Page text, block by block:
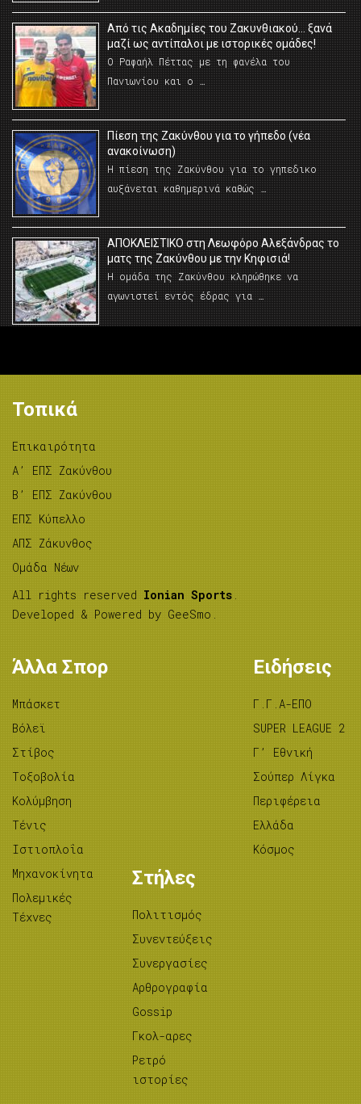
Από τις Ακαδημίες του Ζακυνθιακού… ξανά
μαζί ως αντίπαλοι με ιστορικές ομάδες!
Ο Ραφαήλ Πέττας με τη φανέλα του
Πανιωνίου και ο …
Πίεση της Ζακύνθου για το γήπεδο (νέα
ανακοίνωση)
Η πίεση της Ζακύνθου για το γηπεδικο
αυξάνεται καθημερινά καθώς …
AΠΟΚΛΕΙΣΤΙΚΟ στη Λεωφόρο Αλεξάνδρας το
ματς της Ζακύνθου με την Κηφισιά!
Η ομάδα της Ζακύνθου κληρώθηκε να
αγωνιστεί εντός έδρας για …
Τοπικά
Επικαιρότητα
A’ ΕΠΣ Ζακύνθου
B’ ΕΠΣ Ζακύνθου
ΕΠΣ Κύπελλο
ΑΠΣ Ζάκυνθος
Ομάδα Νέων
All rights reserved Ionian Sports .
Developed & Powered by GeeSmo .
Άλλα Σπορ
Μπάσκετ
Βόλεϊ
Στίβος
Tοξοβολία
Κολύμβηση
Τένις
Ιστιοπλοΐα
Μηχανοκίνητα
Πολεμικές
Τέχνες
Ειδήσεις
Γ.Γ.Α-ΕΠΟ
SUPER LEAGUE 2
Γ’ Εθνική
Σούπερ Λίγκα
Περιφέρεια
Ελλάδα
Κόσμος
Στήλες
Πολιτισμός
Συνεντεύξεις
Συνεργασίες
Αρθρογραφία
Gossip
Γκολ-αρες
Ρετρό
ιστορίες